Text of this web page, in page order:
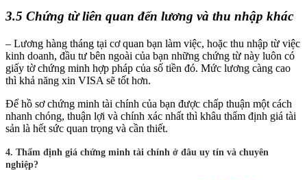
3.5 Chứng từ liên quan đến lương và thu nhập khác
– Lương hàng tháng tại cơ quan bạn làm việc, hoặc thu nhập từ việc
kinh doanh, đầu tư bên ngoài của bạn những chứng từ này luôn có
giấy tờ chứng minh hợp pháp của số tiền đó. Mức lương càng cao
thì khả năng xin VISA sẽ tốt hơn.
Để hồ sơ chứng minh tài chính của bạn được chấp thuận một cách
nhanh chóng, thuận lợi và chính xác nhất thì khâu thẩm định giá tài
sản là hết sức quan trọng và cần thiết.
4. Thẩm định giá chứng minh tài chính ở đâu uy tín và chuyên
nghiệp?